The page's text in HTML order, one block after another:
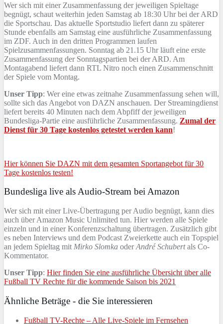
Wer sich mit einer Zusammenfassung der jeweiligen Spieltage
begnügt, schaut weiterhin jeden Samstag ab 18:30 Uhr bei der ARD
die Sportschau. Das aktuelle Sportstudio liefert dann zu späterer
Stunde ebenfalls am Samstag eine ausführliche Zusammenfassung
im ZDF. Auch in den dritten Programmen laufen
Spielzusammenfassungen. Sonntag ab 21.15 Uhr läuft eine erste
Zusammenfassung der Sonntagspartien bei der ARD. Am
Montagabend liefert dann RTL Nitro noch einen Zusammenschnitt
der Spiele vom Montag.
Unser Tipp: Wer eine etwas zeitnahe Zusammenfassung sehen will,
sollte sich das Angebot von DAZN anschauen. Der Streamingdienst
liefert bereits 40 Minuten nach dem Abpfiff der jeweiligen
Bundesliga-Partie eine ausführliche Zusammenfassung. Zumal der
Dienst für 30 Tage kostenlos getestet werden kann!
Hier können Sie DAZN mit dem gesamten Sportangebot für 30
Tage kostenlos testen!
Bundesliga live als Audio-Stream bei Amazon
Wer sich mit einer Live-Übertragung per Audio begnügt, kann dies
auch über Amazon Music Unlimited tun. Hier werden alle Spiele
einzeln und in einer Konferenzschaltung übertragen. Zusätzlich gibt
es neben Interviews und dem Podcast Zweierkette auch ein Topspiel
an jedem Spieltag mit Mirko Slomka oderAndré Schubertals Co-
Kommentator.
Unser Tipp: Hier finden Sie eine ausführliche Übersicht über alle
Fußball TV Rechte für die kommende Saison bis 2021
Ähnliche Beträge - die Sie interessieren
Fußball TV-Rechte – Alle Live-Spiele im Fernsehen